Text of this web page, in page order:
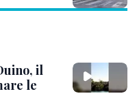
il
le